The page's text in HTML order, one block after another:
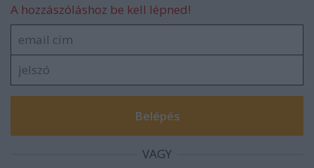
A hozzászóláshoz be kell lépned!
VAGY